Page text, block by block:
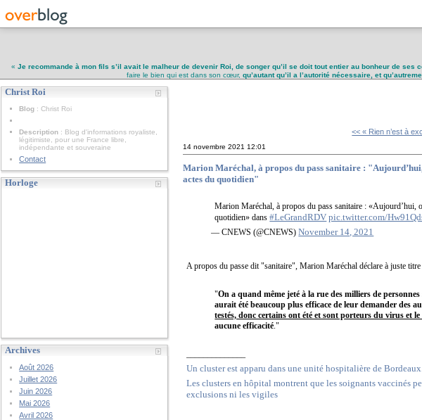
« Je recommande à mon fils s’il avait le malheur de devenir Roi, de songer qu’il se doit tout entier au bonheur de
faire le bien qui est dans son cœur, qu’autant qu’il a l’autorité nécessaire, et
Christ Roi
Blog : Christ Roi
Description : Blog d'informations royaliste,
légitimiste, pour une France libre,
indépendante et souveraine
Contact
Horloge
Archives
Août 2026
Juillet 2026
Juin 2026
Mai 2026
Avril 2026
<< « Rien n’est à
14 novembre 2021 12:01
Marion Maréchal, à propos du pass sanitaire :
actes du quotidien"
Marion Maréchal, à propos du pass sanitaire : «Aujourd’hui,
quotidien» dans#LeGrandRDV pic.twitter.com/
— CNEWS (@CNEWS)November 14, 2021
A propos du passe dit "sanitaire", Marion Maréchal déclare à juste
"On a quand même jeté à la rue des milliers de
aurait été beaucoup plus efficace de leur demander des
testés, donc certains ont été et sont porteurs du virus et
aucune efficacité ."
Un cluster est apparu dans une unité hospitalière de
Les clusters en hôpital montrent que les soignants vaccinés
exclusions ni les vigiles